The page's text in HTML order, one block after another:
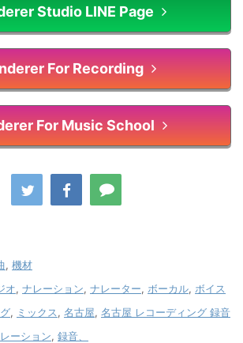
Studio LINE Page
For Recording
For Music School
, 機材
オ, ナレーション, ナレーター, ボーカル, ボイス
, ミックス, 名古屋, 名古屋 レコーディング 録音
ーション, 録音、